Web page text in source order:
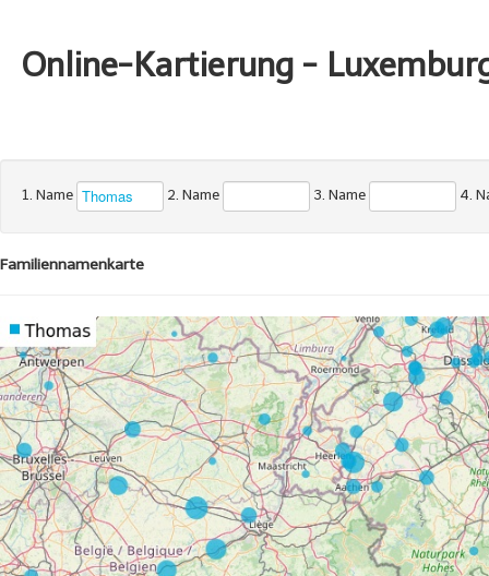
Online-Kartierung -
1. Name 2. Name 3. Name 4.
Familiennamenkarte